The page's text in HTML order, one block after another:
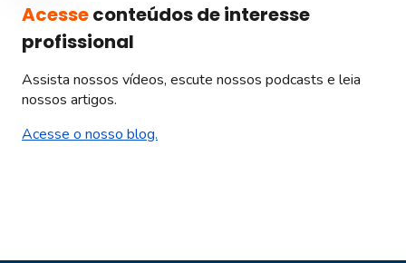
Acesseconteúdos de interesse
profissional
Assista nossos vídeos, escute nossos podcasts e leia
nossos artigos.
Acesse o nosso blog.